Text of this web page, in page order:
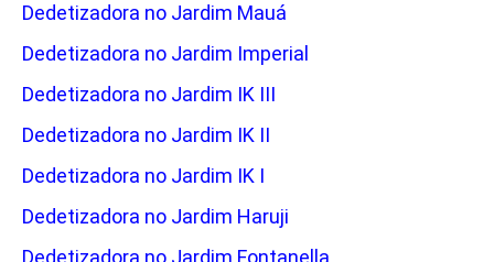
Dedetizadora no Jardim Mauá
Dedetizadora no Jardim Imperial
Dedetizadora no Jardim IK III
Dedetizadora no Jardim IK II
Dedetizadora no Jardim IK I
Dedetizadora no Jardim Haruji